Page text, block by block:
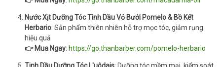
Nước Xịt Dưỡng Tóc Tinh Dầu Vỏ Bưởi Pomelo & Bồ Kết
Herbario: Sản phẩm thiên nhiên hỗ trợ mọc tóc, giảm rụng
hiệu quả
👉 Mua Ngay: https://go.thanbarber.com/pomelo-herbario
Tinh Dầu Dưỡng Tóc L'uôdais: Dưỡng tóc mềm mại, kiểm soát